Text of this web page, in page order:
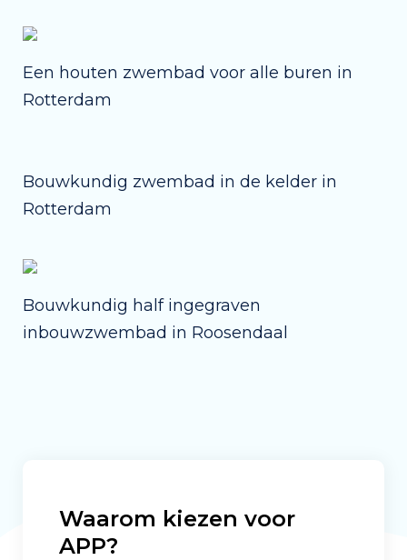
Een houten zwembad voor alle buren in
Rotterdam
Bouwkundig zwembad in de kelder in
Rotterdam
Bouwkundig half ingegraven
inbouwzwembad in Roosendaal
Waarom kiezen voor
APP?